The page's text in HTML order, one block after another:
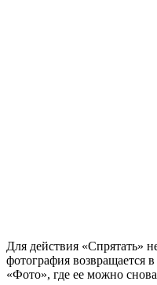
Для действия «Спрятать»
фотография возвращается
«Фото», где ее можно